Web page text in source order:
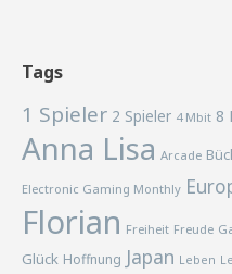
Tags
1 Spieler 2 Spieler 4 Mbit 8
Anna Lisa Arcade
Electronic Gaming Monthly
Florian Freiheit Freude
Glück Hoffnung Japan Leben